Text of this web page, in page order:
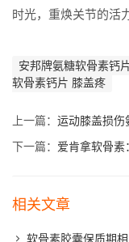
时光，重焕关节的活
安邦牌氨糖软骨素钙
软骨素钙片 膝盖疼
上一篇： 运动膝盖损伤
下一篇： 爱肯拿软骨素
相关文章
软骨素胶囊保质期